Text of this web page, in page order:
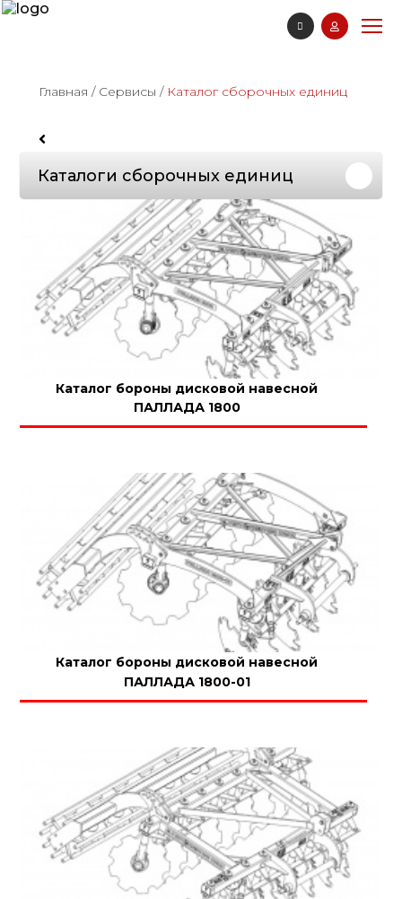
Главная / Сервисы / Каталог сборочных единиц
Каталоги сборочных единиц
Каталог бороны дисковой навесной
ПАЛЛАДА 1800
Каталог бороны дисковой навесной
ПАЛЛАДА 1800-01